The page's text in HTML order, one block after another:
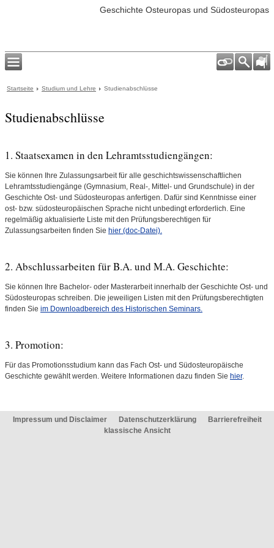
Geschichte Osteuropas und Südosteuropas
Startseite Studium und Lehre Studienabschlüsse
Studienabschlüsse
1. Staatsexamen in den Lehramtsstudiengängen:
Sie können Ihre Zulassungsarbeit für alle geschichtswissenschaftlichen
Lehramtsstudiengänge (Gymnasium, Real-, Mittel- und Grundschule) in der
Geschichte Ost- und Südosteuropas anfertigen. Dafür sind Kenntnisse einer
ost- bzw. südosteuropäischen Sprache nicht unbedingt erforderlich. Eine
regelmäßig aktualisierte Liste mit den Prüfungsberechtigen für
Zulassungsarbeiten finden Sie hier (doc-Datei).
2. Abschlussarbeiten fürB.A. und M.A. Geschichte:
Sie können Ihre Bachelor- oder Masterarbeit innerhalb der Geschichte Ost- und
Südosteuropas schreiben. Die jeweiligen Listen mit den Prüfungsberechtigten
finden Sie im Downloadbereich des Historischen Seminars.
3. Promotion:
Für das Promotionsstudium kann das Fach Ost- und Südosteuropäische
Geschichte gewählt werden. Weitere Informationen dazu finden Sie hier.
Impressum und Disclaimer Datenschutzerklärung
Barrierefreiheit
klassische Ansicht